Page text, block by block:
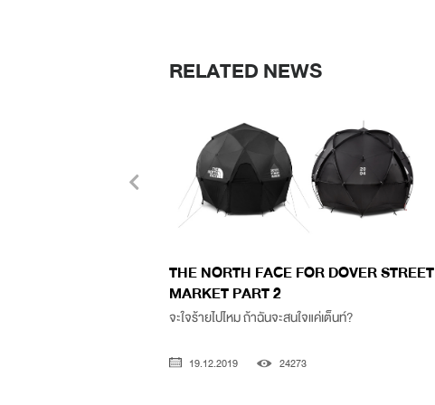
RELATED NEWS
THE NORTH FACE FOR DOVER STREET
MARKET PART 2
จะใจร้ายไปไหม ถ้าฉันจะสนใจแค่เต็นท์?
19.12.2019 24273